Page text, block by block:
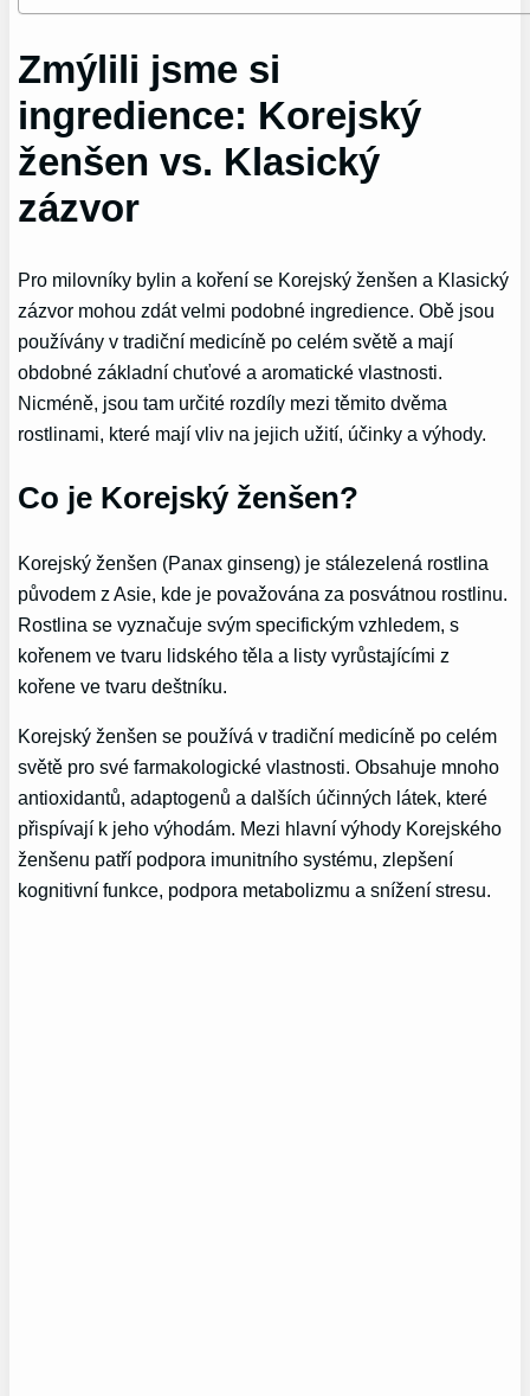
Zmýlili jsme si
ingredience: Korejský
ženšen vs. Klasický
zázvor
Pro milovníky bylin a koření se Korejský ženšen a Klasický
zázvor mohou zdát velmi podobné ingredience. Obě jsou
používány v tradiční medicíně po celém světě a mají
obdobné základní chuťové a aromatické vlastnosti.
Nicméně, jsou tam určité rozdíly mezi těmito dvěma
rostlinami, které mají vliv na jejich užití, účinky a výhody.
Co je Korejský ženšen?
Korejský ženšen (Panax ginseng) je stálezelená rostlina
původem z Asie, kde je považována za posvátnou rostlinu.
Rostlina se vyznačuje svým specifickým vzhledem, s
kořenem ve tvaru lidského těla a listy vyrůstajícími z
kořene ve tvaru deštníku.
Korejský ženšen se používá v tradiční medicíně po celém
světě pro své farmakologické vlastnosti. Obsahuje mnoho
antioxidantů, adaptogenů a dalších účinných látek, které
přispívají k jeho výhodám. Mezi hlavní výhody Korejského
ženšenu patří podpora imunitního systému, zlepšení
kognitivní funkce, podpora metabolizmu a snížení stresu.